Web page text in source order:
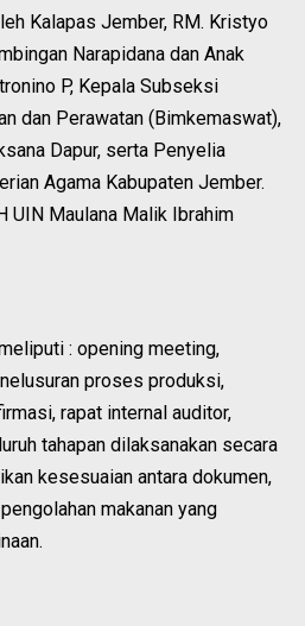
Kalapas Jember, RM. Kristyo
Narapidana dan Anak
P, Kepala Subseksi
dan Perawatan (Bimkemaswat),
Dapur, serta Penyelia
Agama Kabupaten Jember.
UIN Maulana Malik Ibrahim
: opening meeting,
proses produksi,
rapat internal auditor,
tahapan dilaksanakan secara
kesesuaian antara dokumen,
makanan yang